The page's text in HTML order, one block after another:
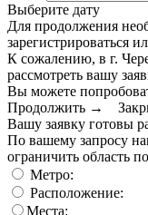
Выберите дату
Для продолжения
зарегистрироваться
К сожалению, в г.
рассмотреть вашу
Вы можете
Продолжить →
Вашу заявку готовы
По вашему запросу
ограничить область
Метро:
Расположение:
Места: